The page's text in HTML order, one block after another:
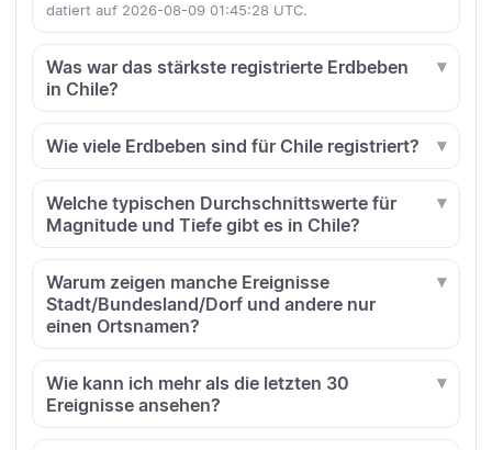
datiert auf 2026-08-09 01:45:28 UTC.
Was war das stärkste registrierte Erdbeben
in Chile?
Wie viele Erdbeben sind für Chile registriert?
Welche typischen Durchschnittswerte für
Magnitude und Tiefe gibt es in Chile?
Warum zeigen manche Ereignisse
Stadt/Bundesland/Dorf und andere nur
einen Ortsnamen?
Wie kann ich mehr als die letzten 30
Ereignisse ansehen?